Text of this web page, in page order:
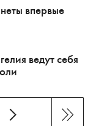
впервые
ведут себя